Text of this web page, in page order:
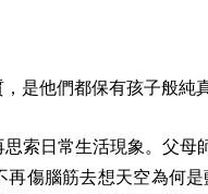
是他們都保有孩子般純
索日常生活現象。父母
再傷腦筋去想天空為何